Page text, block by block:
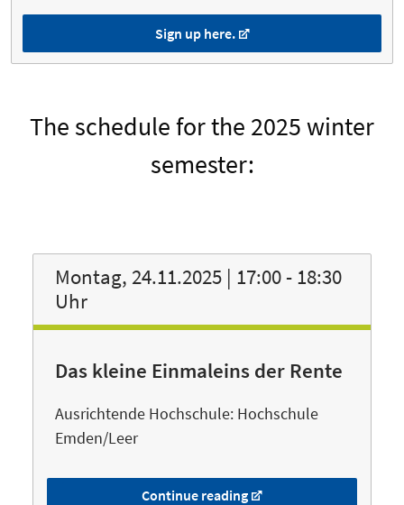
Sign up here.
The schedule for the 2025 winter
semester:
Montag, 24.11.2025 | 17:00 - 18:30
Uhr
Das kleine Einmaleins der Rente
Ausrichtende Hochschule: Hochschule
Emden/Leer
Continue reading